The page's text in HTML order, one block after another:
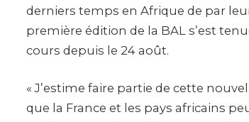
derniers temps en Afrique de par
première édition de la BAL s’est
cours depuis le 24 août.
« J’estime faire partie de cette
que la France et les pays africains